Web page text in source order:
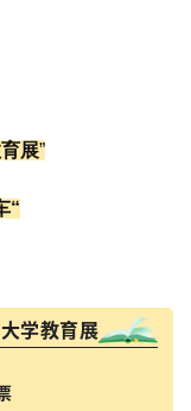
展”
“
学教育展